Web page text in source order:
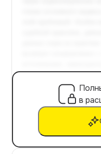
в